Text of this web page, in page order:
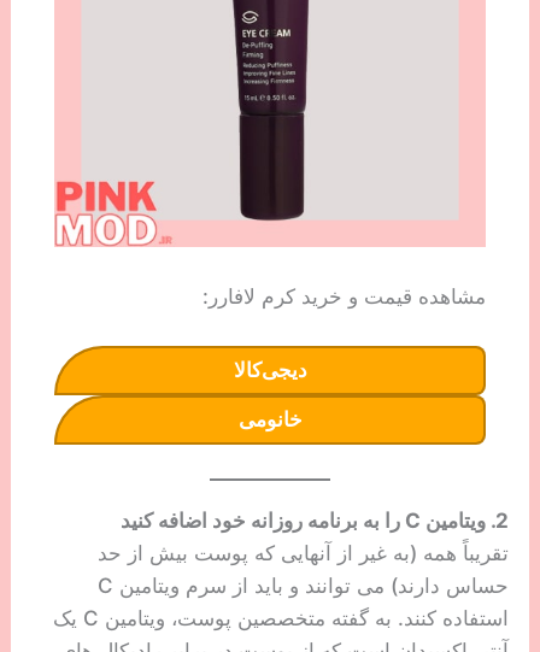
مشاهده قیمت و خرید کرم لافارر:
دیجی‌کالا
خانومی
2. ویتامین C را به برنامه روزانه خود اضافه کنید
تقریباً همه (به غیر از آنهایی که پوست بیش از حد
حساس دارند) می توانند و باید از سرم ویتامین C
استفاده کنند. به گفته متخصصین پوست، ویتامین C یک